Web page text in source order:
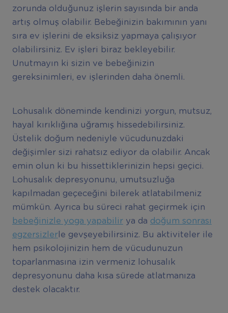
zorunda olduğunuz işlerin sayısında bir anda
artış olmuş olabilir. Bebeğinizin bakımının yanı
sıra ev işlerini de eksiksiz yapmaya çalışıyor
olabilirsiniz. Ev işleri biraz bekleyebilir.
Unutmayın ki sizin ve bebeğinizin
gereksinimleri, ev işlerinden daha önemli.
Lohusalık döneminde kendinizi yorgun, mutsuz,
hayal kırıklığına uğramış hissedebilirsiniz.
Üstelik doğum nedeniyle vücudunuzdaki
değişimler sizi rahatsız ediyor da olabilir. Ancak
emin olun ki bu hissettiklerinizin hepsi geçici.
Lohusalık depresyonunu, umutsuzluğa
kapılmadan geçeceğini bilerek atlatabilmeniz
mümkün. Ayrıca bu süreci rahat geçirmek için
bebeğinizle yoga yapabilirya da doğum sonrası
egzersizlerle gevşeyebilirsiniz. Bu aktiviteler ile
hem psikolojinizin hem de vücudunuzun
toparlanmasına izin vermeniz lohusalık
depresyonunu daha kısa sürede atlatmanıza
destek olacaktır.